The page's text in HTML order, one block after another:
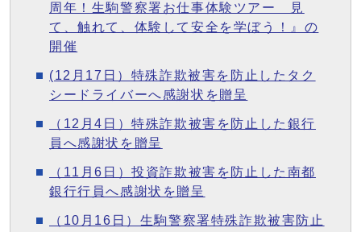
周年！生駒警察署お仕事体験ツアー 見
て、触れて、体験して安全を学ぼう！』の
開催
(12月17日）特殊詐欺被害を防止したタク
シードライバーへ感謝状を贈呈
（12月4日）特殊詐欺被害を防止した銀行
員へ感謝状を贈呈
（11月6日）投資詐欺被害を防止した南都
銀行行員へ感謝状を贈呈
（10月16日）生駒警察署特殊詐欺被害防止